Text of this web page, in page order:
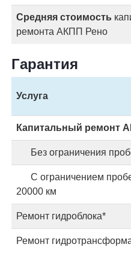
Средняя стоимость
ремонта АКПП Рено
Гарантия
Услуга
Капитальный ремонт
Без ограничения
С ограничением
20000 км
Ремонт гидроблока*
Ремонт